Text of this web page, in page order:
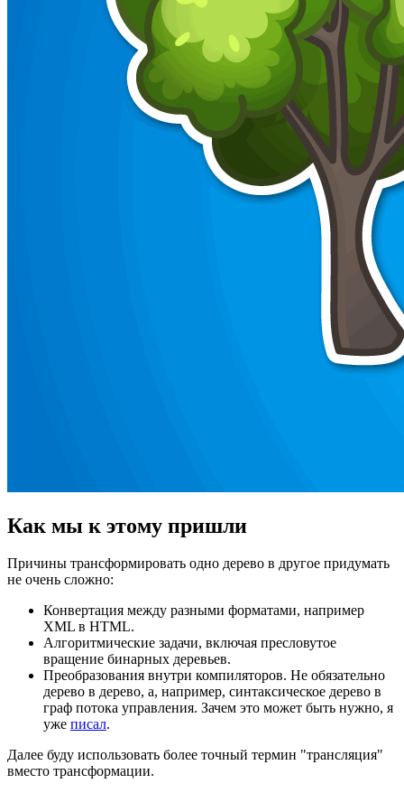
Как мы к этому пришли
Причины трансформировать одно дерево в другое придумать
не очень сложно:
Конвертация между разными форматами, например
XML в HTML.
Алгоритмические задачи, включая пресловутое
вращение бинарных деревьев.
Преобразования внутри компиляторов. Не обязательно
дерево в дерево, а, например, синтаксическое дерево в
граф потока управления. Зачем это может быть нужно, я
уже писал.
Далее буду использовать более точный термин "трансляция"
вместо трансформации.